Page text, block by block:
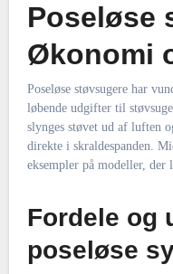
Poseløse
Økonomi
Poseløse støvsugere har
løbende udgifter til
slynges støvet ud af luften
direkte i skraldespanden.
eksempler på modeller, der
Fordele og
poseløse